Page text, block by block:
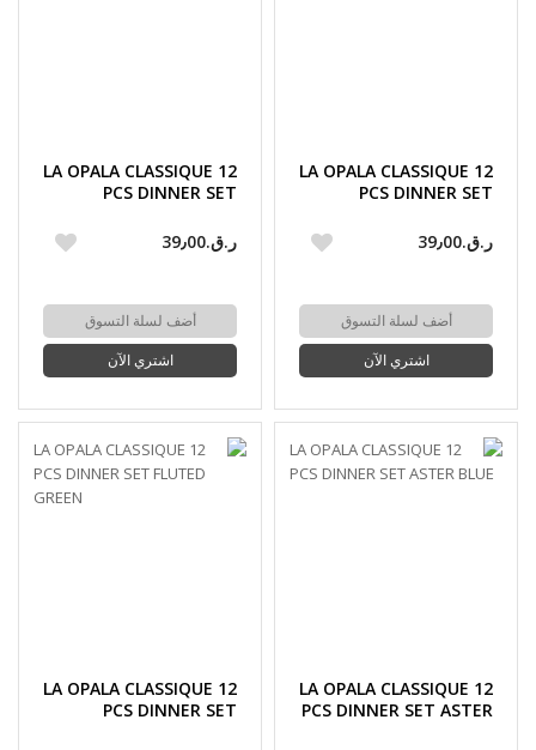
LA OPALA CLASSIQUE 12
PCS DINNER SET
ر.ق.‏39٫00
أضف لسلة التسوق
اشتري الآن
LA OPALA CLASSIQUE 12
PCS DINNER SET
ر.ق.‏39٫00
أضف لسلة التسوق
اشتري الآن
LA OPALA CLASSIQUE 12
PCS DINNER SET ASTER
LA OPALA CLASSIQUE 12
PCS DINNER SET